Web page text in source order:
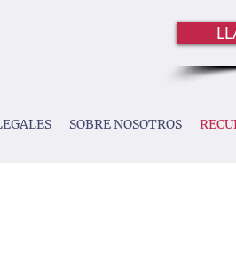
SOBRE NOSOTROS